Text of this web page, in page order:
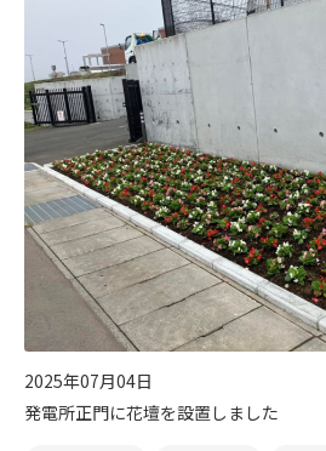
2025年07月04日
発電所正門に花壇を設置しました